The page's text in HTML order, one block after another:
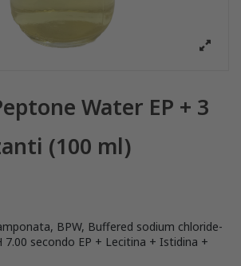
Water EP + 3
(100 ml)
BPW, Buffered sodium chloride-
secondo EP + Lecitina + Istidina +